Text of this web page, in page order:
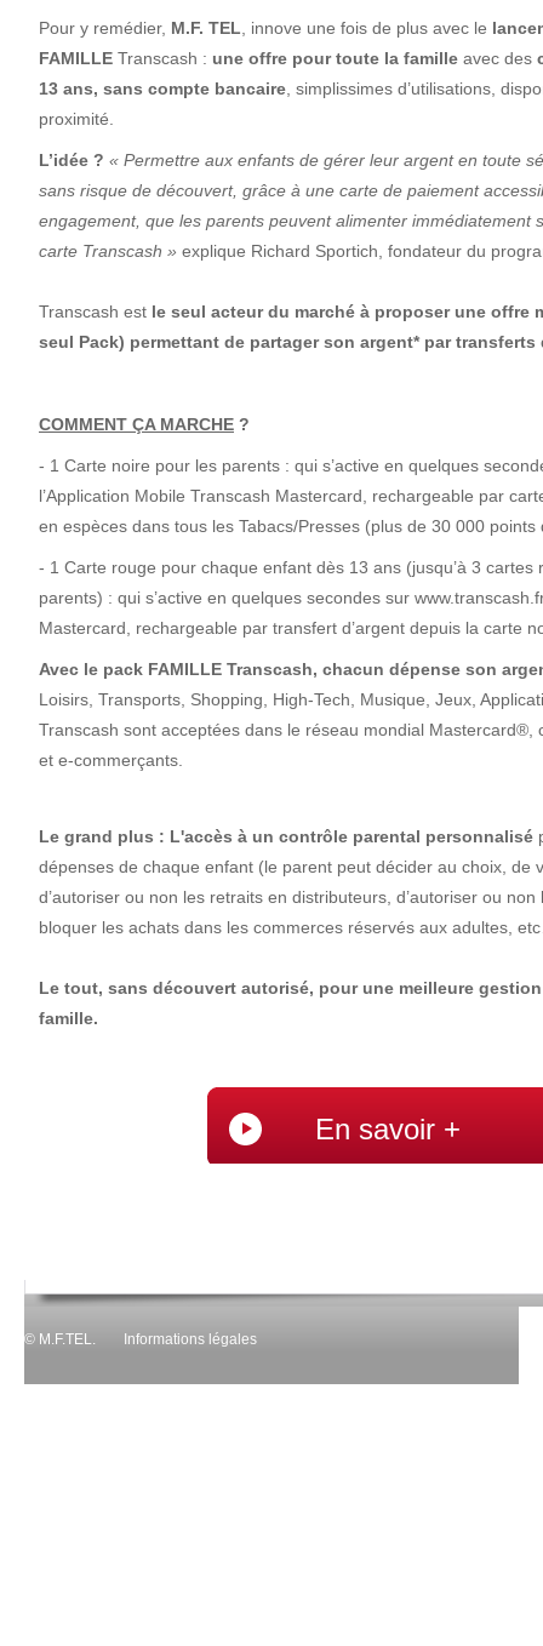
Pour y remédier, M.F. TEL , innove une fois de plus avec le
FAMILLE Transcash : une offre pour toute la famille avec des
13 ans, sans compte bancaire , simplissimes d’utilisations,
proximité.
L’idée ? « Permettre aux enfants de gérer leur argent en toute
sans risque de découvert, grâce à une carte de paiement
engagement, que les parents peuvent alimenter immédiatement
carte Transcash » explique Richard Sportich, fondateur du
Transcash est le seul acteur du marché à proposer une offre
seul Pack) permettant de partager son argent* par transferts
COMMENT ÇA MARCHE ?
- 1 Carte noire pour les parents : qui s’active en quelques
l’Application Mobile Transcash Mastercard, rechargeable par
en espèces dans tous les Tabacs/Presses (plus de 30 000
- 1 Carte rouge pour chaque enfant dès 13 ans (jusqu’à 3
parents) : qui s’active en quelques secondes sur
Mastercard, rechargeable par transfert d’argent depuis la carte
Avec le pack FAMILLE Transcash, chacun dépense son
Loisirs, Transports, Shopping, High-Tech, Musique, Jeux,
Transcash sont acceptées dans le réseau mondial Mastercard®,
et e-commerçants.
Le grand plus : L'accès à un contrôle parental personnalisé
dépenses de chaque enfant (le parent peut décider au choix, de
d’autoriser ou non les retraits en distributeurs, d’autoriser ou
bloquer les achats dans les commerces réservés aux adultes,
Le tout, sans découvert autorisé, pour une meilleure
famille.
En savoir +
© M.F.TEL. Informations légales